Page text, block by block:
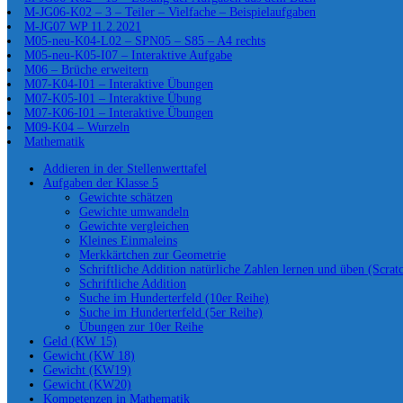
M-JG06-K02 – 3 – Teiler – Vielfache – Beispielaufgaben
M-JG07 WP 11.2.2021
M05-neu-K04-L02 – SPN05 – S85 – A4 rechts
M05-neu-K05-I07 – Interaktive Aufgabe
M06 – Brüche erweitern
M07-K04-I01 – Interaktive Übungen
M07-K05-I01 – Interaktive Übung
M07-K06-I01 – Interaktive Übungen
M09-K04 – Wurzeln
Mathematik
Addieren in der Stellenwerttafel
Aufgaben der Klasse 5
Gewichte schätzen
Gewichte umwandeln
Gewichte vergleichen
Kleines Einmaleins
Merkkärtchen zur Geometrie
Schriftliche Addition natürliche Zahlen lernen und üben
Schriftliche Addition
Suche im Hunderterfeld (10er Reihe)
Suche im Hunderterfeld (5er Reihe)
Übungen zur 10er Reihe
Geld (KW 15)
Gewicht (KW 18)
Gewicht (KW19)
Gewicht (KW20)
Kompetenzen in Mathematik